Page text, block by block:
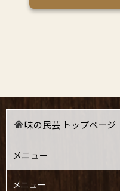
味の民芸 トップページ
メニュー
メニュー